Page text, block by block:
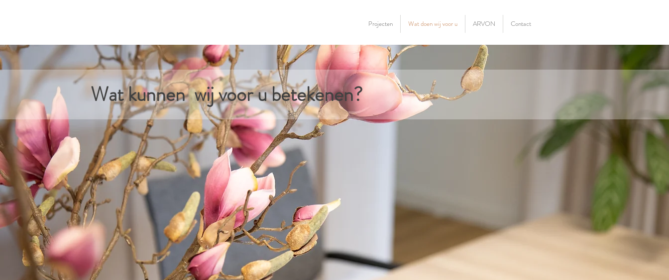
Projecten Wat doen wij voor u ARVON Contact
Wat kunnen wij voor u betekenen?